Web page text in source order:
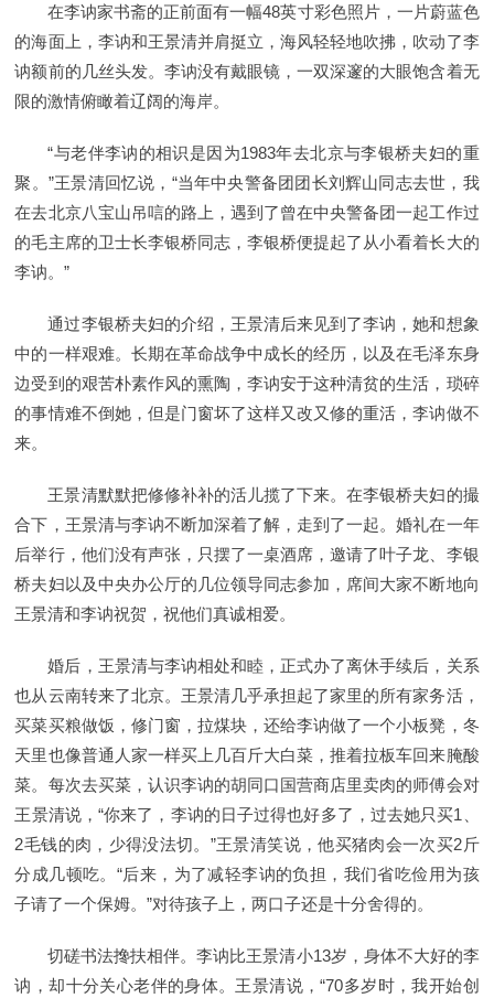
在李讷家书斋的正前面有一幅48英寸彩色照片，一片蔚蓝色
的海面上，李讷和王景清并肩挺立，海风轻轻地吹拂，吹动了李
讷额前的几丝头发。李讷没有戴眼镜，一双深邃的大眼饱含着无
限的激情俯瞰着辽阔的海岸。
“与老伴李讷的相识是因为1983年去北京与李银桥夫妇的重
聚。”王景清回忆说，“当年中央警备团团长刘辉山同志去世，我
在去北京八宝山吊唁的路上，遇到了曾在中央警备团一起工作过
的毛主席的卫士长李银桥同志，李银桥便提起了从小看着长大的
李讷。”
通过李银桥夫妇的介绍，王景清后来见到了李讷，她和想象
中的一样艰难。长期在革命战争中成长的经历，以及在毛泽东身
边受到的艰苦朴素作风的熏陶，李讷安于这种清贫的生活，琐碎
的事情难不倒她，但是门窗坏了这样又改又修的重活，李讷做不
来。
王景清默默把修修补补的活儿揽了下来。在李银桥夫妇的撮
合下，王景清与李讷不断加深着了解，走到了一起。婚礼在一年
后举行，他们没有声张，只摆了一桌酒席，邀请了叶子龙、李银
桥夫妇以及中央办公厅的几位领导同志参加，席间大家不断地向
王景清和李讷祝贺，祝他们真诚相爱。
婚后，王景清与李讷相处和睦，正式办了离休手续后，关系
也从云南转来了北京。王景清几乎承担起了家里的所有家务活，
买菜买粮做饭，修门窗，拉煤块，还给李讷做了一个小板凳，冬
天里也像普通人家一样买上几百斤大白菜，推着拉板车回来腌酸
菜。每次去买菜，认识李讷的胡同口国营商店里卖肉的师傅会对
王景清说，“你来了，李讷的日子过得也好多了，过去她只买1、
2毛钱的肉，少得没法切。”王景清笑说，他买猪肉会一次买2斤
分成几顿吃。“后来，为了减轻李讷的负担，我们省吃俭用为孩
子请了一个保姆。”对待孩子上，两口子还是十分舍得的。
切磋书法搀扶相伴。李讷比王景清小13岁，身体不大好的李
讷，却十分关心老伴的身体。王景清说，“70多岁时，我开始创